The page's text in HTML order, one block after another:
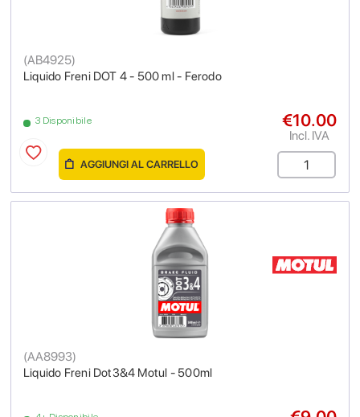
Liquido Freni DOT 4 - 500 ml - Ferodo
(AB4925)
3 Disponibile €10.00
Incl. IVA
AGGIUNGI AL CARRELLO
Liquido Freni Dot3&4 Motul - 500ml
(AA8993)